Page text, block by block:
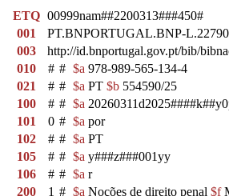
ETQ 00999nam##2200313###450#
001
PT.BNPORTUGAL.BNP-
003
http://id.bnportugal.gov.pt/bib/
010
# # $a 978-989-565-134-4
021
# # $a PT $b 554590/25
100
# # $a
101
0 # $a por
102
# # $a PT
105
# # $a y###z###001yy
106
# # $a r
200
1 # $a Noções de direito penal $f